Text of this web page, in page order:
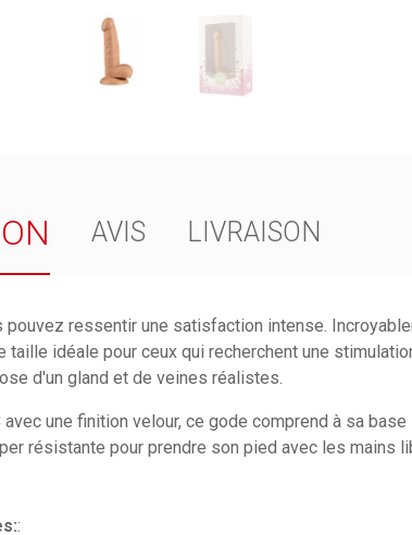
AVIS LIVRAISON
pouvez ressentir une satisfaction intense.
taille idéale pour ceux qui recherchent une
d'un gland et de veines réalistes.
avec une finition velour, ce gode comprend à sa base
résistante pour prendre son pied avec les mains
: